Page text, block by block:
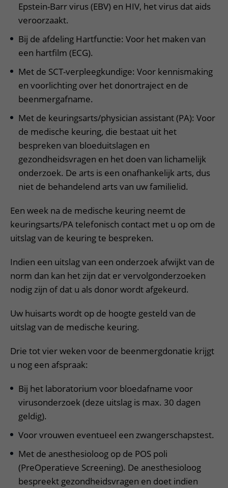
Epstein-Barr virus (EBV) en HIV, het virus dat aids
veroorzaakt.
Bij de afdeling Hartfunctie: Voor het maken van
een hartfilm (ECG).
Met de SCT-verpleegkundige: Voor kennismaking
en voorlichting over het donortraject en de
beenmergafname.
Met de keuringsarts/physician assistant (PA): Voor
de medische keuring, die bestaat uit het
bespreken van bloeduitslagen en
gezondheidsvragen en het doen van lichamelijk
onderzoek. De arts is een onafhankelijk arts, dus
niet de behandelend arts van uw familielid.
Een week na de medische keuring neemt de
keuringsarts/PA telefonisch contact met u op om de
uitslag van de keuring te bespreken.
Indien een uitslag van een onderzoek afwijkt van de
norm dan kan het zijn dat er vervolgonderzoeken
nodig zijn of dat u als donor wordt afgekeurd.
Uw huisarts wordt op de hoogte gesteld van de
uitslag van de medische keuring.
Drie tot vier weken voor de beenmergdonatie krijgt
u nog een afspraak:
Bij het laboratorium voor bloedafname voor
virusonderzoek (deze uitslag is max. 30 dagen
geldig).
Voor vrouwen eventueel een zwangerschapstest.
Met de anesthesioloog op de POS poli
(PreOperatieve Screening). De anesthesioloog
bespreekt gezondheidsvragen en doet indien